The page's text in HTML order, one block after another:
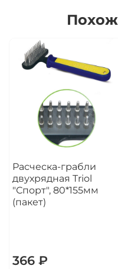
Расческа-грабли
двухрядная Triol
"Спорт", 80*155мм
(пакет)
366 ₽